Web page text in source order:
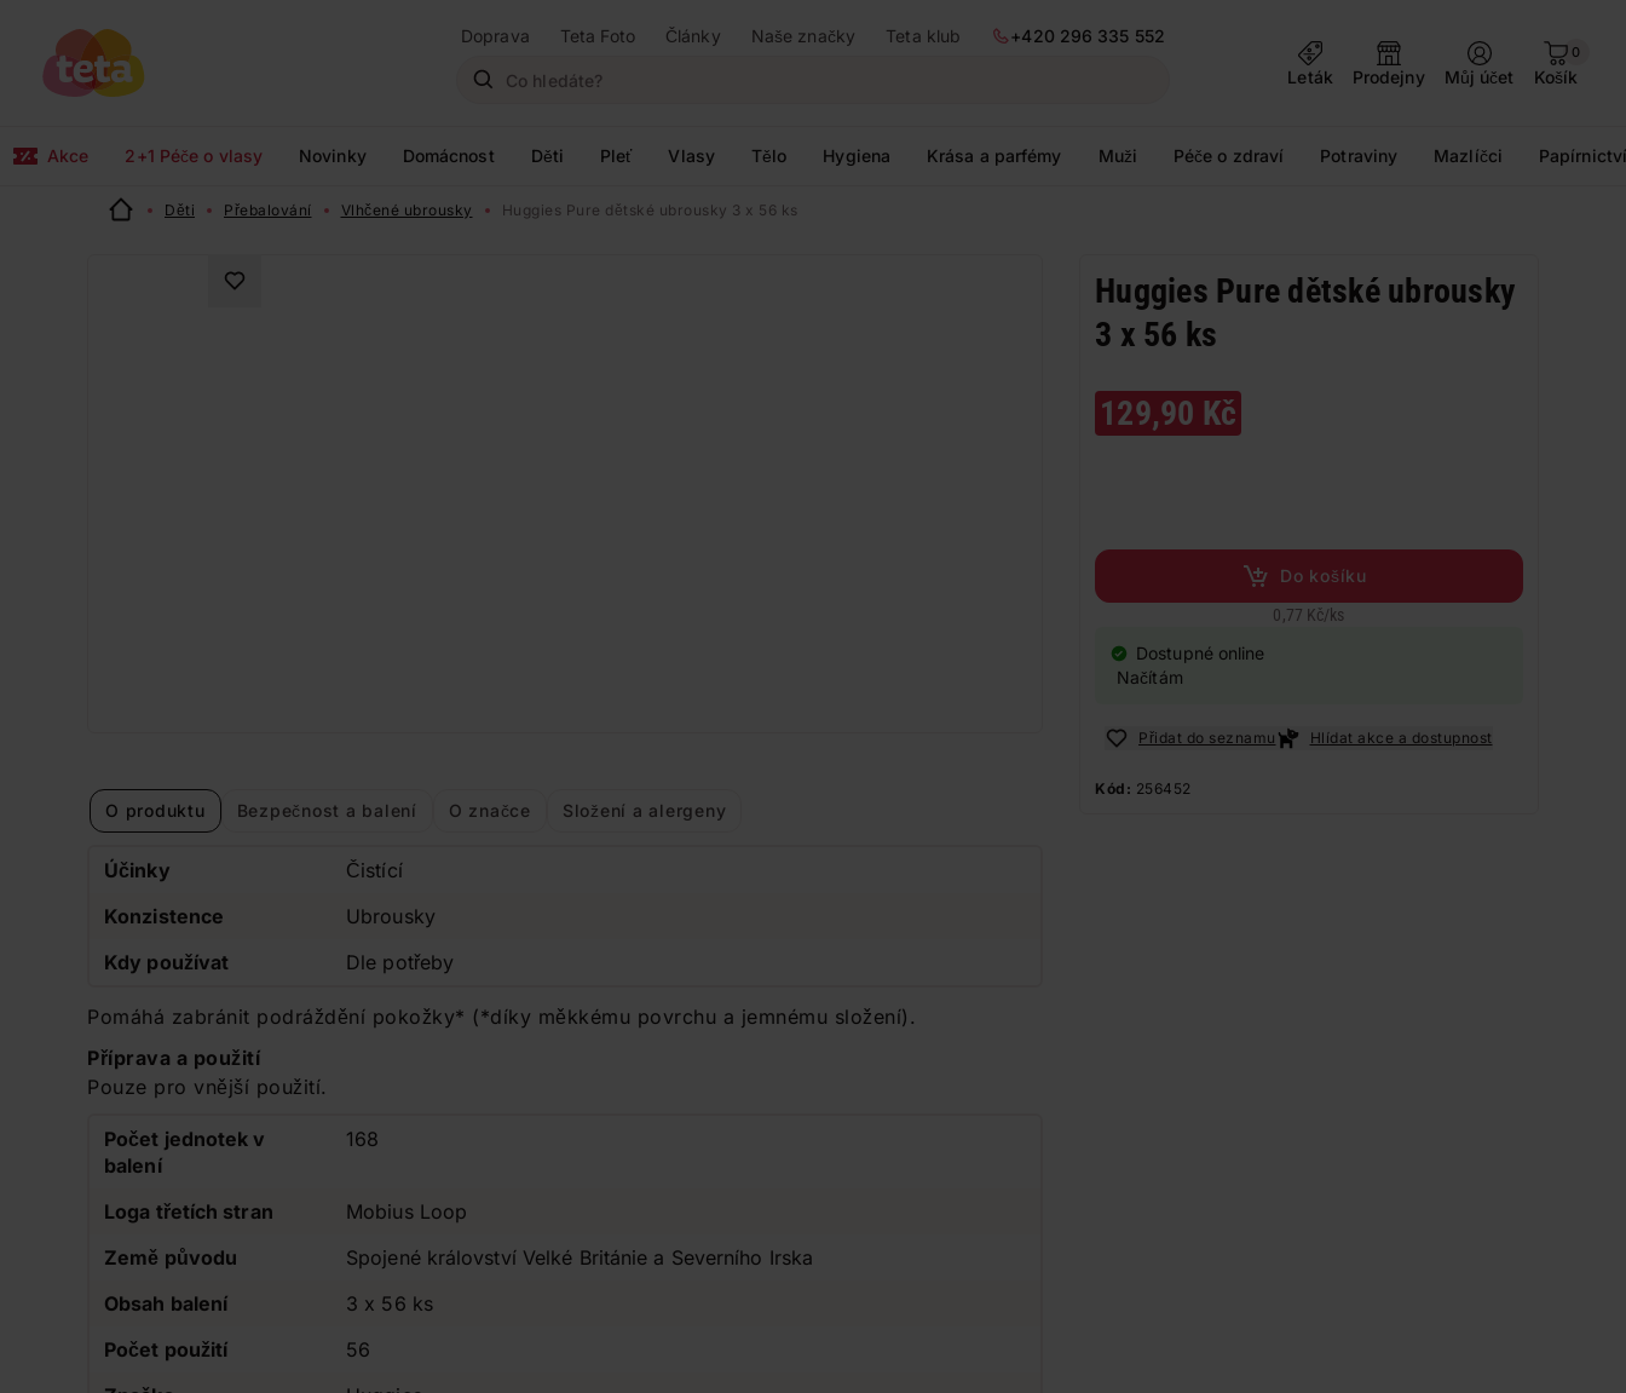
Doprava Teta Foto Články Naše značky Teta klub
+420 296 335 552
Leták
Prodejny Můj účet
0
Košík
Akce 2+1 Péče o vlasy Novinky Domácnost Děti Pleť Vlasy Tělo Hygiena Krása a parfémy Muži Péče o zdraví Potraviny Mazlíčci
Děti Přebalování Vlhčené ubrousky Huggies Pure dětské ubrousky 3 x 56 ks
O produktu Bezpečnost a balení O značce Složení a alergeny
Účinky
Čistící
Konzistence
Ubrousky
Kdy používat
Dle potřeby
Pomáhá zabránit podráždění pokožky* (*díky měkkému povrchu a jemnému složení).
Příprava a použití
Pouze pro vnější použití.
Počet jednotek v
balení
168
Loga třetích stran
Mobius Loop
Země původu
Spojené království Velké Británie a Severního Irska
Obsah balení
3 x 56 ks
Počet použití
56
Huggies Pure dětské ubrousky
3 x 56 ks
129,90 Kč
Do košíku
0,77 Kč/ks
Dostupné online
Načítám
Přidat do seznamu Hlídat akce a dostupnost
Kód: 256452